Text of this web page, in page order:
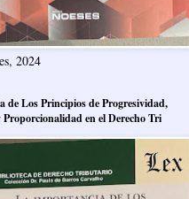
2024
de Los Principios de Progresividad,
en el Derecho Tri